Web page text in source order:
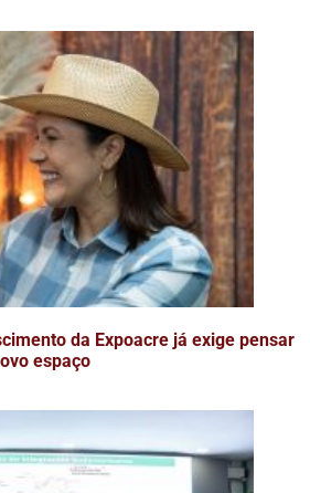
da Expoacre já exige pensar
espaço